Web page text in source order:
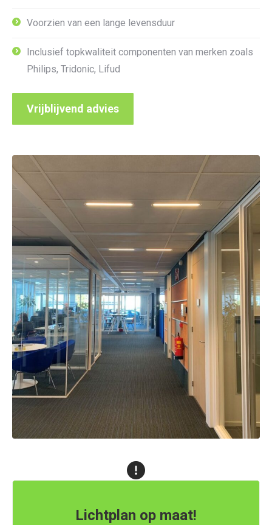
Voorzien van een lange levensduur
Inclusief topkwaliteit componenten van merken zoals
Philips, Tridonic, Lifud
Vrijblijvend advies
Lichtplan op maat!